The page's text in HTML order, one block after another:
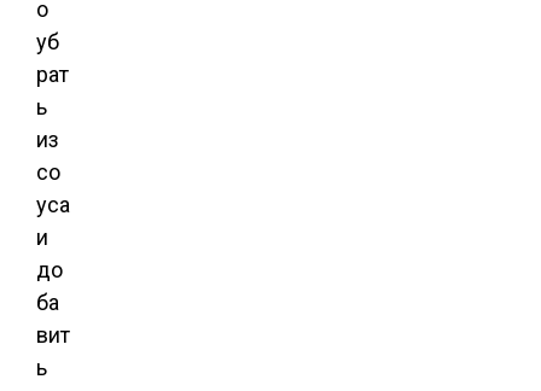
о
уб
рат
ь
из
со
уса
и
до
ба
вит
ь